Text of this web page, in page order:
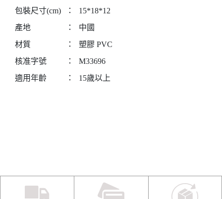
包裝尺寸(cm) ：
15*18*12
產地
：
中國
材質
：
塑膠 PVC
核准字號
：
M33696
適用年齡
： 15歲以上